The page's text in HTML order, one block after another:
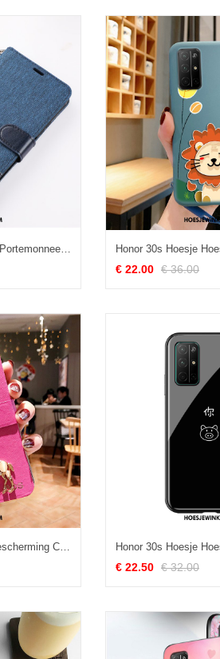
€ 22.00 € 36.00
€ 22.50 € 32.00